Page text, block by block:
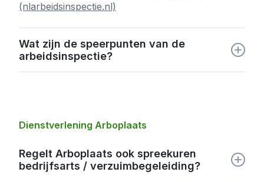
(nlarbeidsinspectie.nl)
Wat zijn de speerpunten van de
arbeidsinspectie?
noodzakelijke toetsing) en het daarbij
Het hebben van een contract
Arbodienstverlening. Zowel voor het verzuim
Dienstverlening Arboplaats
Regelt Arboplaats ook spreekuren
bedrijfsarts / verzuimbegeleiding?